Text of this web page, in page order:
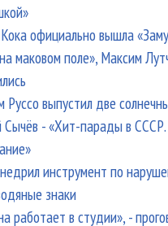
официально вышла
маковом поле», Максим
Руссо выпустил две
Сычёв - «Хит-парады в
инструмент по
знаки
работает в студии», -